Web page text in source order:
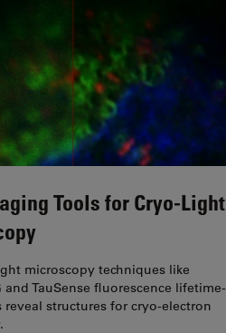
Tools for Cryo-Light
microscopy techniques like
and TauSense fluorescence lifetime-
reveal structures for cryo-electron